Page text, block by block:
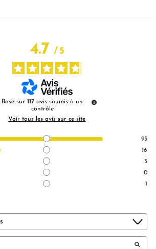
4.7/ 5
Basé sur117 avis soumis à un
contrôle
Voir tous les avis sur ce site
95
16
5
0
1